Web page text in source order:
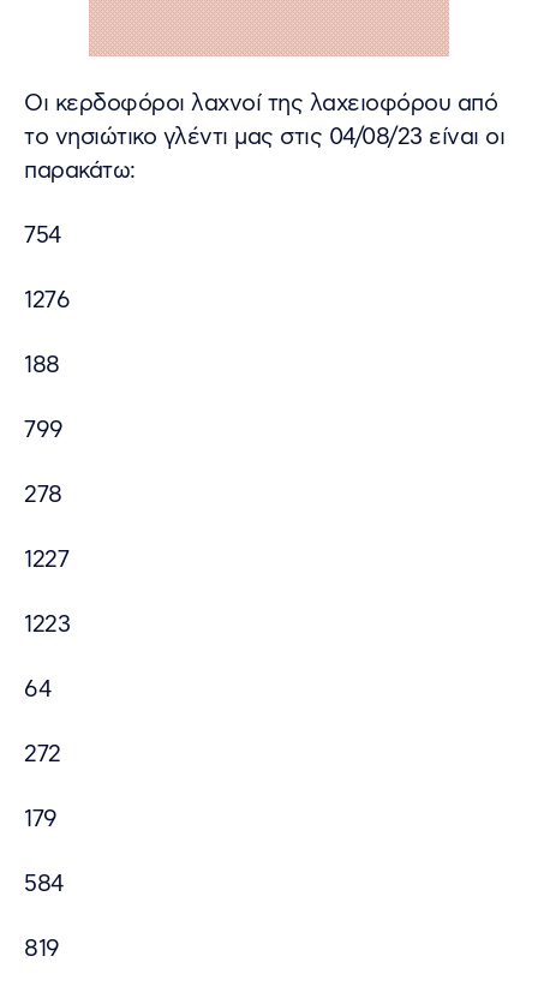
Οι κερδοφόροι λαχνοί της λαχειοφόρου από
το νησιώτικο γλέντι μας στις 04/08/23 είναι οι
παρακάτω:
754
1276
188
799
278
1227
1223
64
272
179
584
819